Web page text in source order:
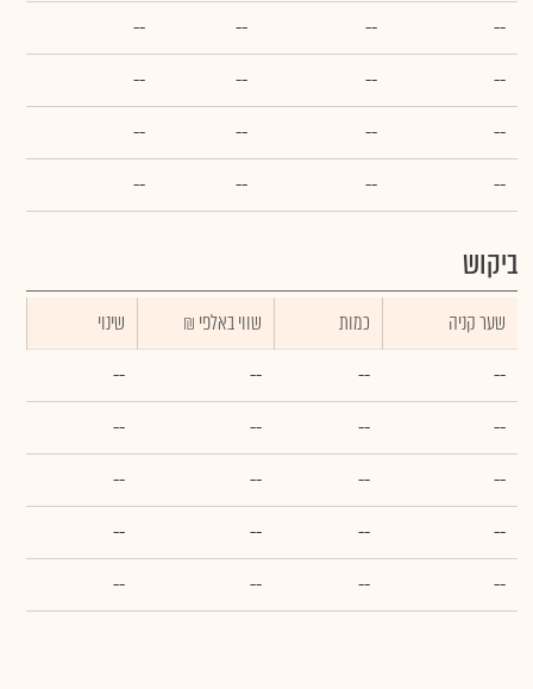
--
--
--
--
--
--
--
--
--
--
--
--
--
--
--
--
ביקוש
שער קניה כמות ₪ שווי באלפי
שינוי
--
--
--
--
--
--
--
--
--
--
--
--
--
--
--
--
--
--
--
--